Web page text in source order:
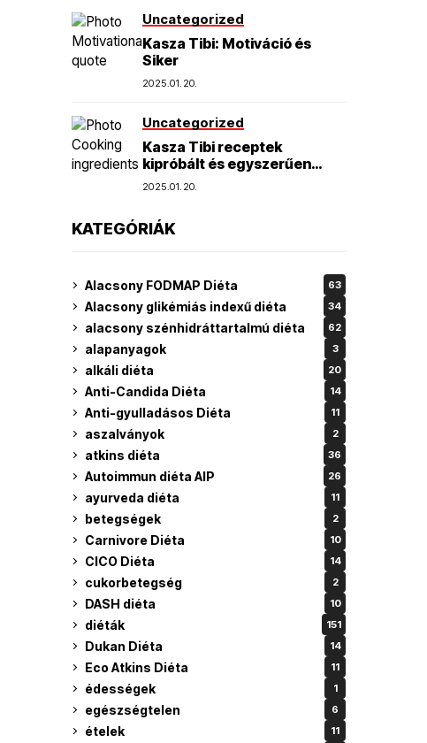
Uncategorized
Kasza Tibi: Motiváció és
Siker
2025.01.20.
Uncategorized
Kasza Tibi receptek
kipróbált és egyszerűen
elkészíthető finomságok
2025.01.20.
KATEGÓRIÁK
Alacsony FODMAP Diéta 63
Alacsony glikémiás indexű diéta 34
alacsony szénhidráttartalmú diéta 62
alapanyagok 3
alkáli diéta 20
Anti-Candida Diéta 14
Anti-gyulladásos Diéta 11
aszalványok 2
atkins diéta 36
Autoimmun diéta AIP 26
ayurveda diéta 11
betegségek 2
Carnivore Diéta 10
CICO Diéta 14
cukorbetegség 2
DASH diéta 10
diéták 151
Dukan Diéta 14
Eco Atkins Diéta 11
édességek 1
egészségtelen 6
ételek 11